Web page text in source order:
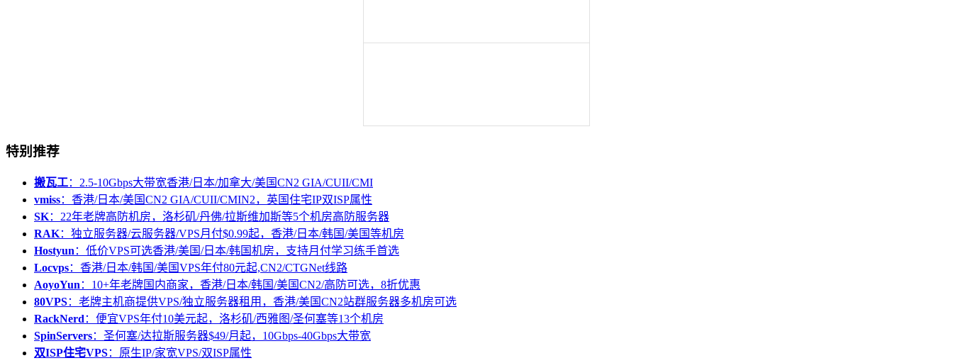
特别推荐
搬瓦工：2.5-10Gbps大带宽香港/日本/加拿大/美国CN2 GIA/CUII/CMI
vmiss：香港/日本/美国CN2 GIA/CUII/CMIN2，英国住宅IP双ISP属性
SK：22年老牌高防机房，洛杉矶/丹佛/拉斯维加斯等5个机房高防服务器
RAK：独立服务器/云服务器/VPS月付$0.99起，香港/日本/韩国/美国等机房
Hostyun ：低价VPS可选香港/美国/日本/韩国机房，支持月付学习练手首选
Locvps：香港/日本/韩国/美国VPS年付80元起,CN2/CTGNet线路
AoyoYun ：10+年老牌国内商家，香港/日本/韩国/美国CN2/高防可选，8折优惠
80VPS：老牌主机商提供VPS/独立服务器租用，香港/美国CN2站群服务器多机房可选
RackNerd ：便宜VPS年付10美元起，洛杉矶/西雅图/圣何塞等13个机房
SpinServers：圣何塞/达拉斯服务器$49/月起，10Gbps-40Gbps大带宽
双ISP住宅VPS：原生IP/家宽VPS/双ISP属性